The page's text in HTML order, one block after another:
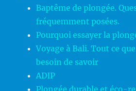
Baptême de plongée.
fréquemment posées.
Pourquoi essayer la
Voyage à Bali. Tout ce
besoin de savoir
ADIP